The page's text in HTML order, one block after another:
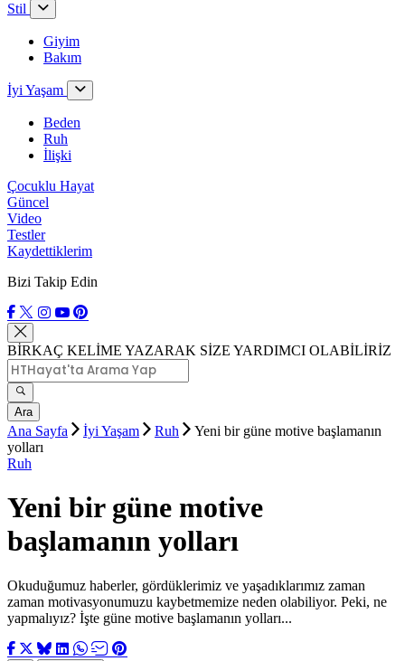
Stil
Giyim
Bakım
İyi Yaşam
Beden
Ruh
İlişki
Çocuklu Hayat
Güncel
Video
Testler
Kaydettiklerim
Bizi Takip Edin
BİRKAÇ KELİME YAZARAK SİZE YARDIMCI OLABİLİRİZ
Ara
Ana Sayfa İyi Yaşam Ruh
Yeni bir güne motive başlamanın
yolları
Ruh
Yeni bir güne motive
başlamanın yolları
Okuduğumuz haberler, gördüklerimiz ve yaşadıklarımız zaman
zaman motivasyonumuzu kaybetmemize neden olabiliyor. Peki, ne
yapmalıyız? İşte güne motive başlamanın yolları...